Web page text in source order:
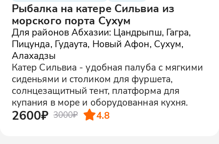
Рыбалка на катере Сильвиа из
морского порта Сухум
Для районов Абхазии: Цандрыпш, Гагра,
Пицунда, Гудаута, Новый Афон, Сухум,
Алахадзы
Катер Сильвиа - удобная палуба с мягкими
сиденьями и столиком для фуршета,
солнцезащитный тент, платформа для
купания в море и оборудованная кухня.
2600₽ 3000₽ 4.8